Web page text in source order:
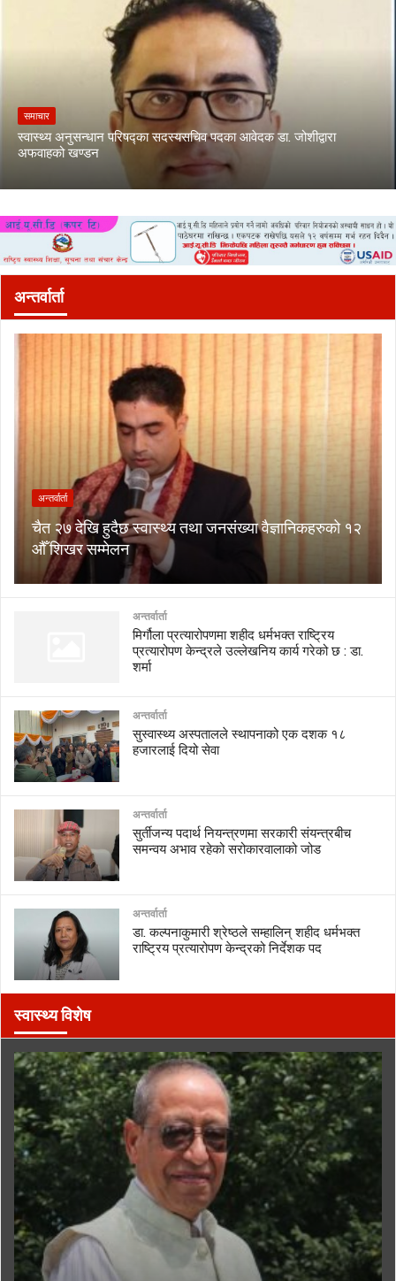
समाचार
स्वास्थ्य अनुसन्धान परिषद्का सदस्यसचिव पदका आवेदक डा. जोशीद्वारा
अफवाहको खण्डन
अन्तर्वार्ता
अन्तर्वार्ता
चैत २७ देखि हुदैछ स्वास्थ्य तथा जनसंख्या वैज्ञानिकहरुको १२
औँ शिखर सम्मेलन
अन्तर्वार्ता
मिर्गौला प्रत्यारोपणमा शहीद धर्मभक्त राष्ट्रिय
प्रत्यारोपण केन्द्रले उल्लेखनिय कार्य गरेको छ : डा.
शर्मा
अन्तर्वार्ता
सुस्वास्थ्य अस्पतालले स्थापनाको एक दशक १८
हजारलाई दियो सेवा
अन्तर्वार्ता
सुर्तीजन्य पदार्थ नियन्त्रणमा सरकारी संयन्त्रबीच
समन्वय अभाव रहेको सरोकारवालाको जोड
अन्तर्वार्ता
डा. कल्पनाकुमारी श्रेष्ठले सम्हालिन् शहीद धर्मभक्त
राष्ट्रिय प्रत्यारोपण केन्द्रको निर्देशक पद
स्वास्थ्य विशेष